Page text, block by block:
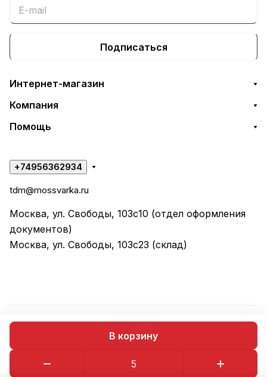
В корзину
Подписаться
Интернет-магазин
Компания
Помощь
+74956362934
tdm@mossvarka.ru
Москва, ул. Свободы, 103с10 (отдел оформления
документов)
Москва, ул. Свободы, 103с23 (склад)
© 2026 ООО "ТД МОССВАРКА"